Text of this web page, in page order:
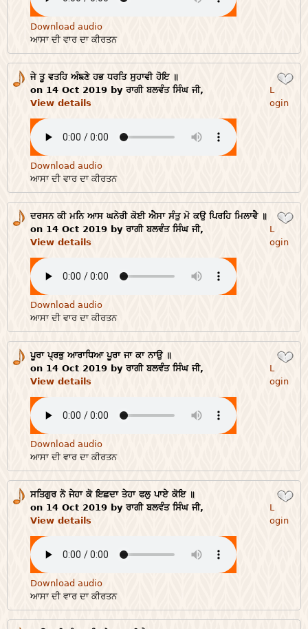
Download audio
ਆਸਾ ਦੀ ਵਾਰ ਦਾ ਕੀਰਤਨ
ਜੇ ਤੂ ਵਤਹਿ ਅੰਙਣੇ ਹਭ ਧਰਤਿ ਸੁਹਾਵੀ ਹੋਇ ॥
on 14 Oct 2019 by ਰਾਗੀ ਬਲਵੰਤ ਸਿੰਘ ਜੀ,
View details
L
ogin
Download audio
ਆਸਾ ਦੀ ਵਾਰ ਦਾ ਕੀਰਤਨ
ਦਰਸਨ ਕੀ ਮਨਿ ਆਸ ਘਨੇਰੀ ਕੋਈ ਐਸਾ ਸੰਤੁ ਮੋ ਕਉ ਪਿਰਹਿ ਮਿਲਾਵੈ ॥
on 14 Oct 2019 by ਰਾਗੀ ਬਲਵੰਤ ਸਿੰਘ ਜੀ,
View details
L
ogin
Download audio
ਆਸਾ ਦੀ ਵਾਰ ਦਾ ਕੀਰਤਨ
ਪੂਰਾ ਪ੍ਰਭੁ ਆਰਾਧਿਆ ਪੂਰਾ ਜਾ ਕਾ ਨਾਉ ॥
on 14 Oct 2019 by ਰਾਗੀ ਬਲਵੰਤ ਸਿੰਘ ਜੀ,
View details
L
ogin
Download audio
ਆਸਾ ਦੀ ਵਾਰ ਦਾ ਕੀਰਤਨ
ਸਤਿਗੁਰ ਨੋ ਜੇਹਾ ਕੋ ਇਛਦਾ ਤੇਹਾ ਫਲੁ ਪਾਏ ਕੋਇ ॥
on 14 Oct 2019 by ਰਾਗੀ ਬਲਵੰਤ ਸਿੰਘ ਜੀ,
View details
L
ogin
Download audio
ਆਸਾ ਦੀ ਵਾਰ ਦਾ ਕੀਰਤਨ